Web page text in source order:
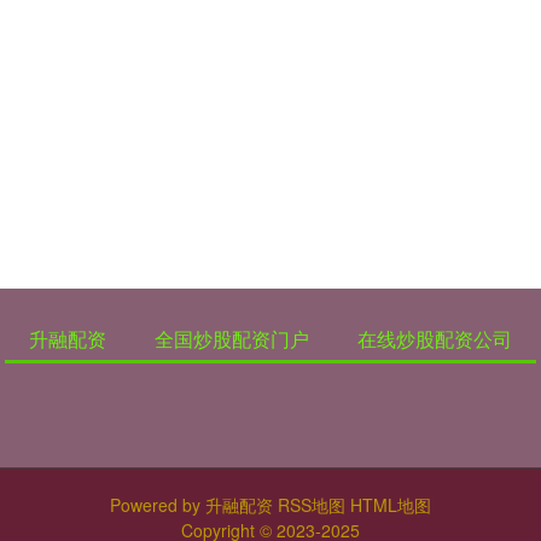
升融配资 全国炒股配资门户 在线炒股配资公司
Powered by 升融配资 RSS地图 HTML地图
Copyright © 2023-2025